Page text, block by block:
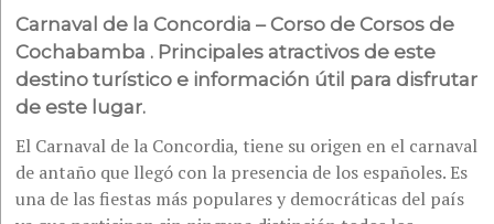
Carnaval de la Concordia – Corso de Corsos de
Cochabamba . Principales atractivos de este
destino turístico e información útil para disfrutar
de este lugar.
El Carnaval de la Concordia, tiene su origen en el carnaval
de antaño que llegó con la presencia de los españoles. Es
una de las fiestas más populares y democráticas del país